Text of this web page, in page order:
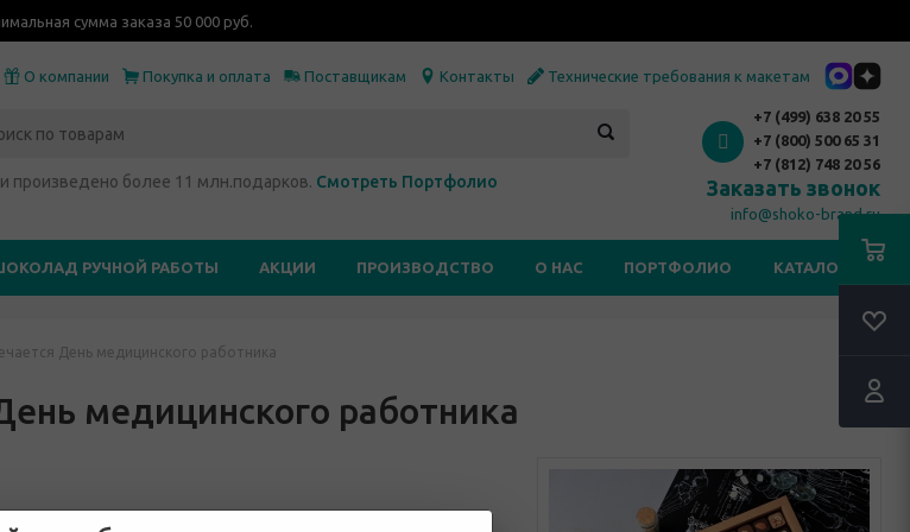
сумма заказа 50 000 руб.
О компании Покупка и оплата Поставщикам Контакты Технические требования к макетам
произведено более 11 млн.подарков. Смотреть Портфолио
+7 (499) 638 20 55
+7 (800) 500 65 31
+7 (812) 748 20 56
Заказать звонок
info@shoko-brand.ru
РУЧНОЙ РАБОТЫ АКЦИИ ПРОИЗВОДСТВО О НАС ПОРТФОЛИО КАТАЛОГИ
День медицинского работника
медицинского работника RSS
в России в третье воскресенье июня. Почитают всех тех, кто